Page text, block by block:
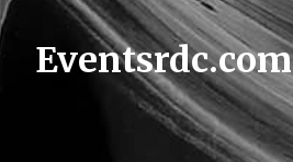
Eventsrdc.com